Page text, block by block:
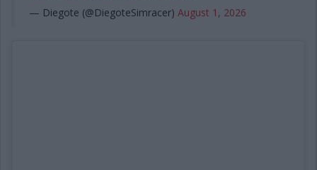
— Diegote (@DiegoteSimracer) August 1, 2026